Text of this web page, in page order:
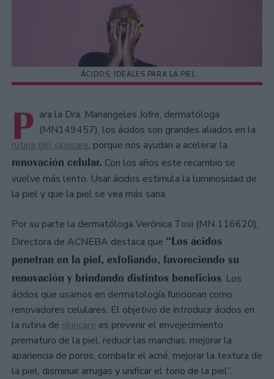
ÁCIDOS, IDEALES PARA LA PIEL.
P ara la Dra. Mariangeles Jofre, dermatóloga
(MN149457), los ácidos son grandes aliados en la
rutina del skincare, porque nos ayudan a acelerar la
renovación celular. Con los años este recambio se
vuelve más lento. Usar ácidos estimula la luminosidad de
la piel y que la piel se vea más sana.
Por su parte la dermatóloga Verónica Tosi (MN 116620),
Directora de ACNEBA destaca que “Los ácidos
penetran en la piel, exfoliando, favoreciendo su
renovación y brindando distintos beneficios. Los
ácidos que usamos en dermatología funcionan como
renovadores celulares. El objetivo de introducir ácidos en
la rutina de skincare es prevenir el envejecimiento
prematuro de la piel, reducir las manchas, mejorar la
apariencia de poros, combatir el acné, mejorar la textura de
la piel, disminuir arrugas y unificar el tono de la piel”.